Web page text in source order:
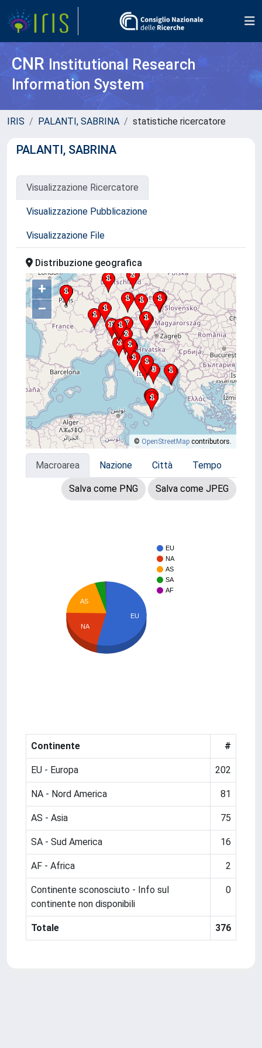
CNR Institutional Research
Information System
IRIS PALANTI, SABRINA statistiche ricercatore
PALANTI, SABRINA
Visualizzazione Ricercatore
Visualizzazione Pubblicazione
Visualizzazione File
Distribuzione geografica
+
–
© OpenStreetMap contributors.
Macroarea Nazione Città Tempo
Salva come PNG Salva come JPEG
EU
NA
AS
SA
AF
AS
NA
EU
Continente #
EU - Europa 202
NA - Nord America 81
AS - Asia 75
SA - Sud America 16
AF - Africa 2
Continente sconosciuto - Info sul
continente non disponibili
0
Totale 376